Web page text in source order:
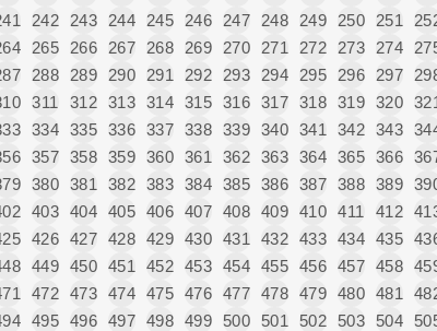
242 243 244 245 246 247 248 249 250 251
265 266 267 268 269 270 271 272 273 274
288 289 290 291 292 293 294 295 296 297
311 312 313 314 315 316 317 318 319 320
334 335 336 337 338 339 340 341 342 343
357 358 359 360 361 362 363 364 365 366
380 381 382 383 384 385 386 387 388 389
403 404 405 406 407 408 409 410 411 412
426 427 428 429 430 431 432 433 434 435
449 450 451 452 453 454 455 456 457 458
472 473 474 475 476 477 478 479 480 481
495 496 497 498 499 500 501 502 503 504